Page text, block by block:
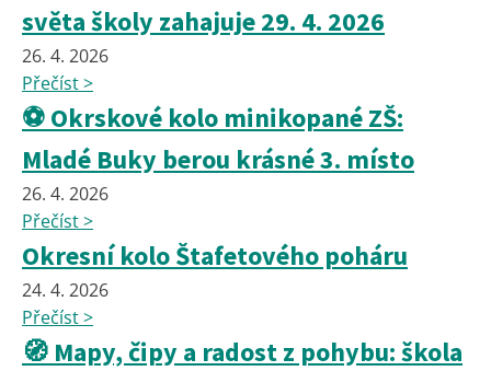
světa školy zahajuje 29. 4. 2026
26. 4. 2026
Přečíst >
⚽ Okrskové kolo minikopané ZŠ:
Mladé Buky berou krásné 3. místo
26. 4. 2026
Přečíst >
Okresní kolo Štafetového poháru
24. 4. 2026
Přečíst >
🧭 Mapy, čipy a radost z pohybu: škola